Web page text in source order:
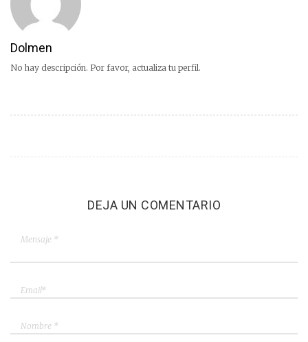
Dolmen
No hay descripción. Por favor, actualiza tu perfil.
DEJA UN COMENTARIO